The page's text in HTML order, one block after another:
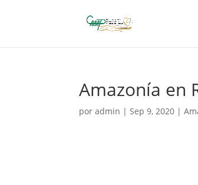
Amazonía en
poradmin |Sep 9, 2020 |